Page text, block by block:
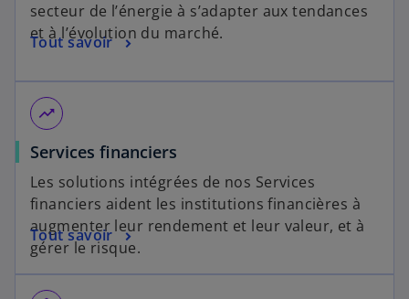
secteur de l’énergie à s’adapter aux tendances
et à l’évolution du marché.
Tout savoir
trending_up
Services financiers
Les solutions intégrées de nos Services
financiers aident les institutions financières à
augmenter leur rendement et leur valeur, et à
gérer le risque.
Tout savoir